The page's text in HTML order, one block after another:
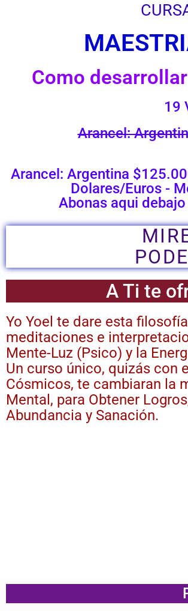
Como
19
Arancel:
Arancel: Argentina
Dolares/Euros -
Abonas aqui
A Ti te
Yo Yoel te dare esta
meditaciones e
Mente-Luz (Psico) y la
Un curso único, quizás con
Cósmicos, te cambiaran la
Mental, para Obtener
Abundancia y Sanación.